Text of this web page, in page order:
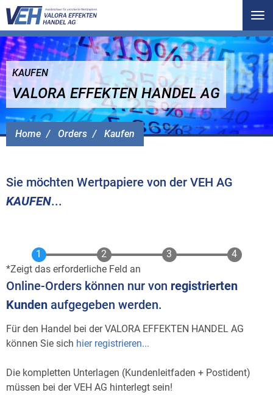
Home Orders Kaufen
KAUFEN
VALORA EFFEKTEN HANDEL AG
Sie möchten Wertpapiere von der VEH AG
KAUFEN...
Zeigt das erforderliche Feld an
Online-Orders können nur von registrierten
Kunden aufgegeben werden.
Für den Handel bei der VALORA EFFEKTEN HANDEL AG
können Sie sich hier registrieren...
Die kompletten Unterlagen (Kundenleitfaden + Postident)
müssen bei der VEH AG hinterlegt sein!